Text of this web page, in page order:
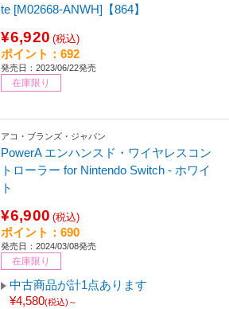
te [M02668-ANWH]【864】
¥6,920 (税込)
ポイント：692
発売日：2023/06/22発売
在庫限り
アコ・ブランズ・ジャパン
PowerA エンハンスド・ワイヤレスコン
トローラー for Nintendo Switch - ホワイ
ト
¥6,900 (税込)
ポイント：690
発売日：2024/03/08発売
在庫限り
中古商品が計1点あります
¥4,580(税込)～